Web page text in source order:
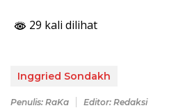
29 kali dilihat
Inggried Sondakh
Penulis: RaKa Editor: Redaksi